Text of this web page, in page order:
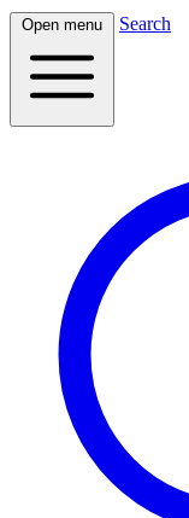
Open menu Search